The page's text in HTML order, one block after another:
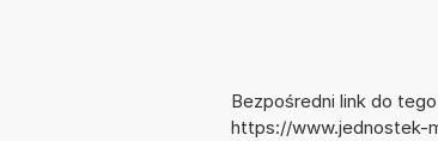
Bezpośredni link do
https://www.jednostek-